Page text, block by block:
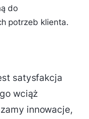
do
potrzeb klienta.
satysfakcja
wciąż
innowacje,